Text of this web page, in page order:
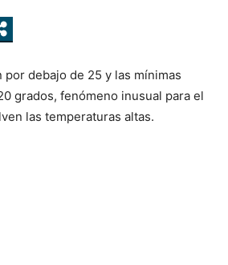
por debajo de 25 y las mínimas
grados, fenómeno inusual para el
las temperaturas altas.